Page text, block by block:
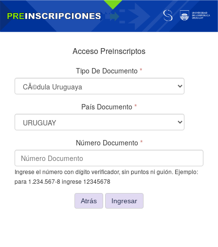
Acceso Preinscriptos
Tipo De Documento *
País Documento *
Número Documento *
Ingrese el número con dígito verificador, sin puntos ni guión. Ejemplo:
para 1.234.567-8 ingrese 12345678
Atrás Ingresar